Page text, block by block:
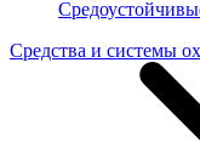
Средства и системы